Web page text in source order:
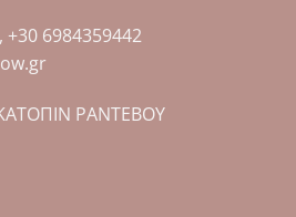
+30 6984359442
ΡΑΝΤΕΒΟΥ